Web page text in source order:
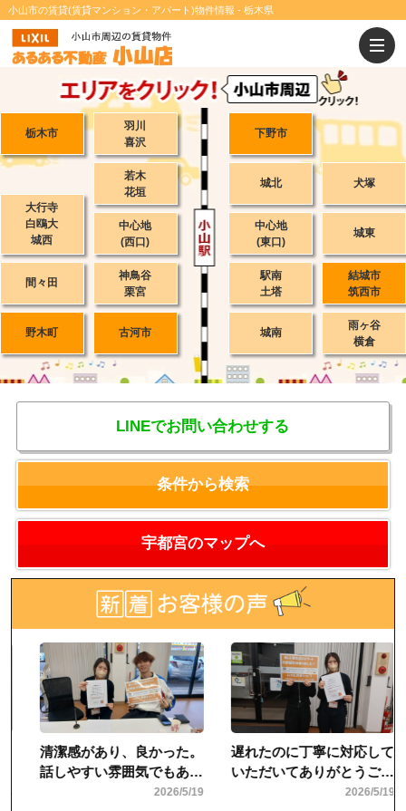
小山市の賃貸(賃貸マンション・アパート)物件情報 - 栃木県
栃木市
羽川
喜沢
下野市
若木
花垣
城北
犬塚
大行寺
白鴎大
城西
中心地
(西口)
中心地
(東口)
城東
神鳥谷
栗宮
駅南
土塔
結城市
筑西市
野木町 古河市
間々田
城南
雨ヶ谷
横倉
LINEでお問い合わせする
条件から検索
宇都宮のマップへ